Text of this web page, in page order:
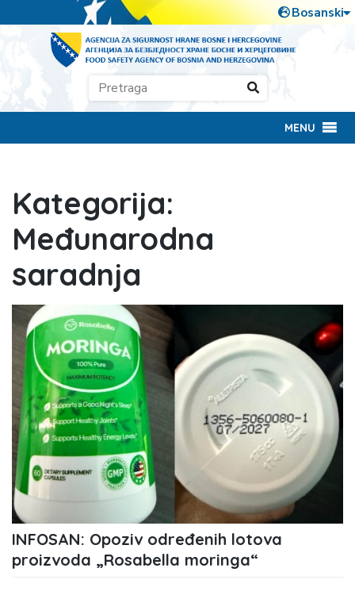
MENU
Kategorija:
Međunarodna
saradnja
INFOSAN: Opoziv određenih lotova
proizvoda „Rosabella moringa“